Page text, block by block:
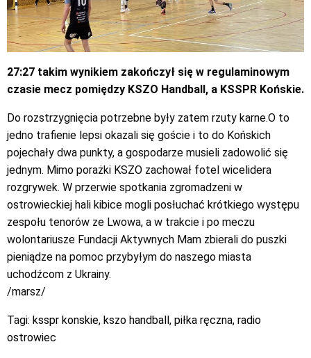
27:27 takim wynikiem zakończył się w regulaminowym
czasie mecz pomiędzy KSZO Handball, a KSSPR Końskie.
Do rozstrzygnięcia potrzebne były zatem rzuty karne.O to
jedno trafienie lepsi okazali się goście i to do Końskich
pojechały dwa punkty, a gospodarze musieli zadowolić się
jednym. Mimo porażki KSZO zachował fotel wicelidera
rozgrywek. W przerwie spotkania zgromadzeni w
ostrowieckiej hali kibice mogli posłuchać krótkiego występu
zespołu tenorów ze Lwowa, a w trakcie i po meczu
wolontariusze Fundacji Aktywnych Mam zbierali do puszki
pieniądze na pomoc przybyłym do naszego miasta
uchodźcom z Ukrainy.
/marsz/
Tagi: ksspr konskie, kszo handball, piłka ręczna, radio
ostrowiec